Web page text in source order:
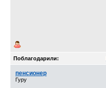
Поблагодарили:
пенсионер
Гуру